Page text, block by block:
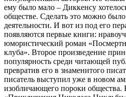
ему было мало – Диккенсу
обществе. Сделать это можно
деятельности. И вот из под его
появляются первые книги:
юмористический роман
клуба». Второе произведение
популярность среди читающей
превратив его в знаменитого
писатель выступил уже в новом
изобличающего пороки общества.